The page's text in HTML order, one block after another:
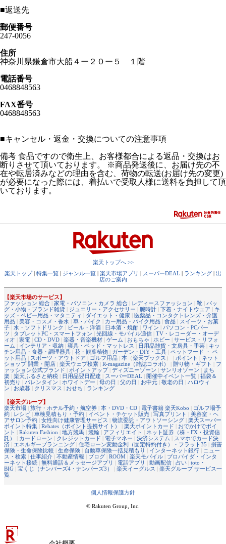
■返送先
郵便番号
247-0056
住所
神奈川県鎌倉市大船４ー２０ー５ １階
電話番号
0468848563
FAX番号
0468848563
■キャンセル・返金・交換についての注意事項
備考 食品ですので衛生上、お客様都合による返品・交換はお
断りさせて頂いております。 ※商品発送後に、お届け先の不
在や転居済みなどの理由を含む、荷物の転送(お届け先の変更)
が必要になった際には、着払いで受取人様に送料を負担して頂
いております。
楽天トップへ >>
楽天トップ| 特集一覧 | ジャンル一覧 | 楽天市場アプリ | スーパーDEAL | ランキング | 出
店のご案内
【楽天市場のサービス】
ファッション 総合 | 家電・パソコン・カメラ 総合 | レディースファッション | 靴 | バッ
グ・小物・ブランド雑貨 | ジュエリー・アクセサリー | 腕時計 | 下着・ナイトウェア | キ
ッズ・ベビー用品・マタニティ | ダイエット・健康 | 医薬品・コンタクトレンズ・介護
用品 | 美容・コスメ・香水 | 車・バイク | カー用品・バイク用品 | 食品 | スイーツ・お菓
子 | 水・ソフトドリンク | ビール・洋酒 | 日本酒・焼酎 | ワイン | パソコン・PCパー
ツ | タブレットPC・スマートフォン | 光回線・モバイル通信 | TV・レコーダー・オーデ
ィオ | 家電 | CD・DVD | 楽器・音楽機材 | ゲーム | おもちゃ | ホビー | サービス・リフォ
ーム | インテリア・収納 | 寝具・ベッド・マットレス | 日用品雑貨・文房具・手芸 | キッ
チン用品・食器・調理器具 | 花・観葉植物 | ガーデン・DIY・工具 | ペットフード ・ ペ
ット用品 | スポーツ・アウトドア | ゴルフ用品 | 本 （楽天ブックス ） | ポイント | ネット
ショップ 開業・開店 | 楽天ウェブ検索 | R-magazine（雑誌コラボ） | 贈り物・ギフト | フ
ァッション公式ブランド | ポイントアップ| ディズニーゾーン | サンリオゾーン | まち
楽 | 楽天ふるさと納税 | 日用品翌日配達 | スーパーDEAL | 開催中イベント一覧 | 福袋＆
初売り | バレンタイン | ホワイトデー | 母の日 | 父の日 | お中元 | 敬老の日 | ハロウィ
ン | お歳暮 | クリスマス | おせち | ランキング
【楽天グループ】
楽天市場 | 旅行・ホテル予約・航空券 | 本・DVD・CD | 電子書籍 楽天Kobo | ゴルフ場予
約 | レシピ | 車検見積もり・予約 | イベント・チケット販売 | 写真プリント | 美容室・ヘ
アサロン予約 | 女性向け健康管理サービス | 物流委託・アウトソーシング | 楽天スーパー
ポイント特集 | Rebates（ポイント提携サイト） | 楽天ポイントカード | おでかけでポイ
ント | Rakuten Fashion | 地方競馬 | 競輪 | アフィリエイト | ネット証券（株・FX・投資信
託）
| カードローン | クレジットカード | 電子マネー | 決済システム | スマホでカード決
済 | エネルギープランニング | 住宅ローン変動金利（固定特約付き）・フラット35 | 損害
保険・生命保険比較 | 生命保険 | 自動車保険一括見積もり | インターネット銀行 | ニュー
ス・検索 | 仕事紹介 | 不動産情報 | ブログ | ROOM | 楽天モバイル | プロバイダ・インタ
ーネット接続 | 無料通話＆メッセージアプリ | 電話アプリ | 動画配信 | 占い | toto・
BIG | 宝くじ（ナンバーズ4・ナンバーズ3） | 楽天イーグルス | 楽天グループ サービス一
覧
個人情報保護方針
© Rakuten Group, Inc.